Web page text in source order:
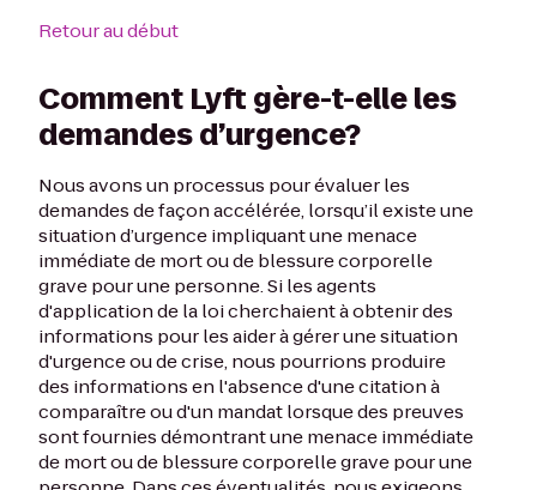
Retour au début
Comment Lyft gère-t-elle les
demandes d’urgence?
Nous avons un processus pour évaluer les
demandes de façon accélérée, lorsqu’il existe une
situation d’urgence impliquant une menace
immédiate de mort ou de blessure corporelle
grave pour une personne. Si les agents
d'application de la loi cherchaient à obtenir des
informations pour les aider à gérer une situation
d'urgence ou de crise, nous pourrions produire
des informations en l'absence d'une citation à
comparaître ou d'un mandat lorsque des preuves
sont fournies démontrant une menace immédiate
de mort ou de blessure corporelle grave pour une